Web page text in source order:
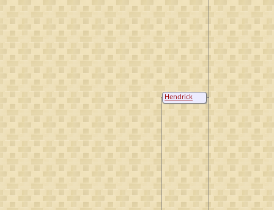
Hendrick
Berends van